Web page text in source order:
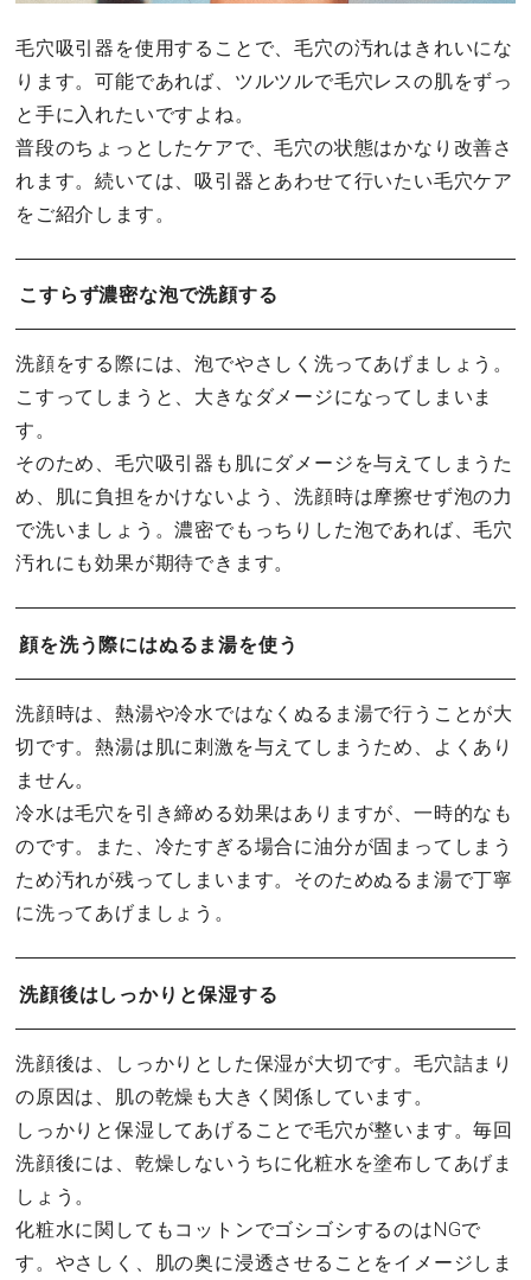
毛穴吸引器を使用することで、毛穴の汚れはきれいにな
ります。可能であれば、ツルツルで毛穴レスの肌をずっ
と手に入れたいですよね。
普段のちょっとしたケアで、毛穴の状態はかなり改善さ
れます。続いては、吸引器とあわせて行いたい毛穴ケア
をご紹介します。
こすらず濃密な泡で洗顔する
洗顔をする際には、泡でやさしく洗ってあげましょう。
こすってしまうと、大きなダメージになってしまいま
す。
そのため、毛穴吸引器も肌にダメージを与えてしまうた
め、肌に負担をかけないよう、洗顔時は摩擦せず泡の力
で洗いましょう。濃密でもっちりした泡であれば、毛穴
汚れにも効果が期待できます。
顔を洗う際にはぬるま湯を使う
洗顔時は、熱湯や冷水ではなくぬるま湯で行うことが大
切です。熱湯は肌に刺激を与えてしまうため、よくあり
ません。
冷水は毛穴を引き締める効果はありますが、一時的なも
のです。また、冷たすぎる場合に油分が固まってしまう
ため汚れが残ってしまいます。そのためぬるま湯で丁寧
に洗ってあげましょう。
洗顔後はしっかりと保湿する
洗顔後は、しっかりとした保湿が大切です。毛穴詰まり
の原因は、肌の乾燥も大きく関係しています。
しっかりと保湿してあげることで毛穴が整います。毎回
洗顔後には、乾燥しないうちに化粧水を塗布してあげま
しょう。
化粧水に関してもコットンでゴシゴシするのはNGで
す。やさしく、肌の奥に浸透させることをイメージしま